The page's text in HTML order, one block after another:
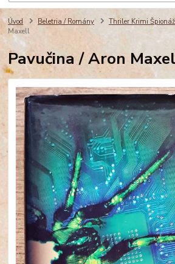
Úvod Beletria / Romány Thriler Krimi
Maxell
Pavučina / Aron